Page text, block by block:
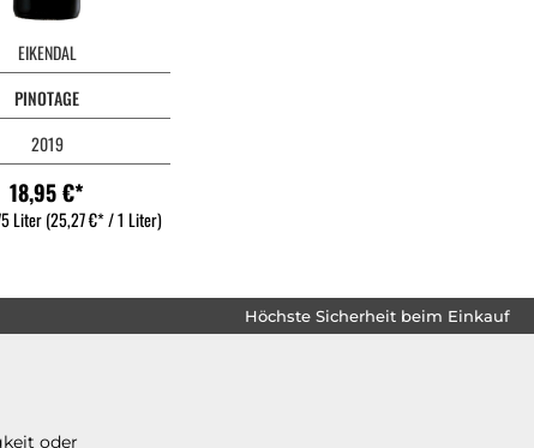
EIKENDAL
PINOTAGE
2019
18,95 €*
Liter(25,27 €* / 1 Liter)
Höchste Sicherheit beim Einkauf
oder